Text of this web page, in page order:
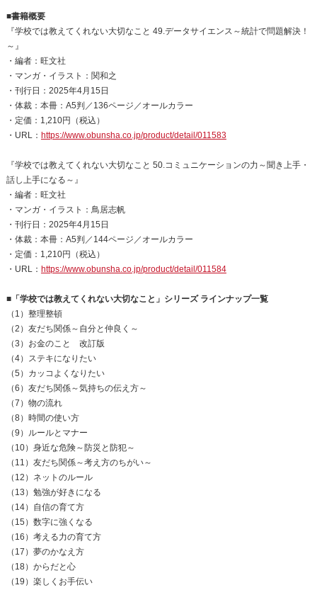
■書籍概要
『学校では教えてくれない大切なこと 49.データサイエンス～統計で問題解決！
～』
・編者：旺文社
・マンガ・イラスト：関和之
・刊行日：2025年4月15日
・体裁：本冊：A5判／136ページ／オールカラー
・定価：1,210円（税込）
・URL： https://www.obunsha.co.jp/product/detail/011583
『学校では教えてくれない大切なこと 50.コミュニケーションの力～聞き上手・
話し上手になる～』
・編者：旺文社
・マンガ・イラスト：鳥居志帆
・刊行日：2025年4月15日
・体裁：本冊：A5判／144ページ／オールカラー
・定価：1,210円（税込）
・URL： https://www.obunsha.co.jp/product/detail/011584
■「学校では教えてくれない大切なこと」シリーズ ラインナップ一覧
（1）整理整頓
（2）友だち関係～自分と仲良く～
（3）お金のこと 改訂版
（4）ステキになりたい
（5）カッコよくなりたい
（6）友だち関係～気持ちの伝え方～
（7）物の流れ
（8）時間の使い方
（9）ルールとマナー
（10）身近な危険～防災と防犯～
（11）友だち関係～考え方のちがい～
（12）ネットのルール
（13）勉強が好きになる
（14）自信の育て方
（15）数字に強くなる
（16）考える力の育て方
（17）夢のかなえ方
（18）からだと心
（19）楽しくお手伝い